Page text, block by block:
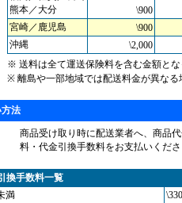
熊本／大分
\900
宮崎／鹿児島
\900
沖縄
\2,000
※ 送料は全て運送保険料を含む金額と
※ 離島や一部地域では配送料金が異な
法
商品受け取り時に配送業者へ、商品
料・代金引換手数料をお支払いくだ
換手数料一覧
満
\330